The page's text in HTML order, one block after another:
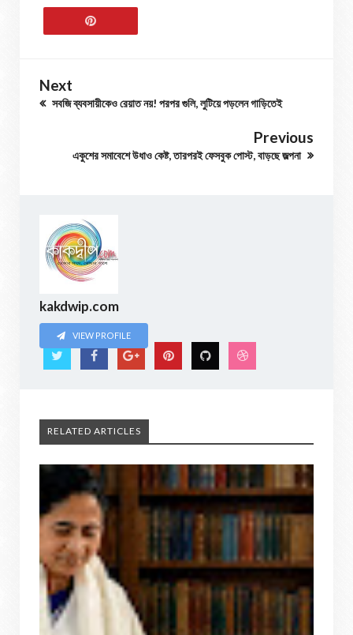
Next
সবজি ব্যবসায়ীকেও রেয়াত নয়! পরপর গুলি, লুটিয়ে পড়লেন গাড়িতেই
Previous
একুশের সমাবেশে উধাও কেষ্ট, তারপরই ফেসবুক পোস্ট, বাড়ছে জল্পনা
kakdwip.com
VIEW PROFILE
RELATED ARTICLES